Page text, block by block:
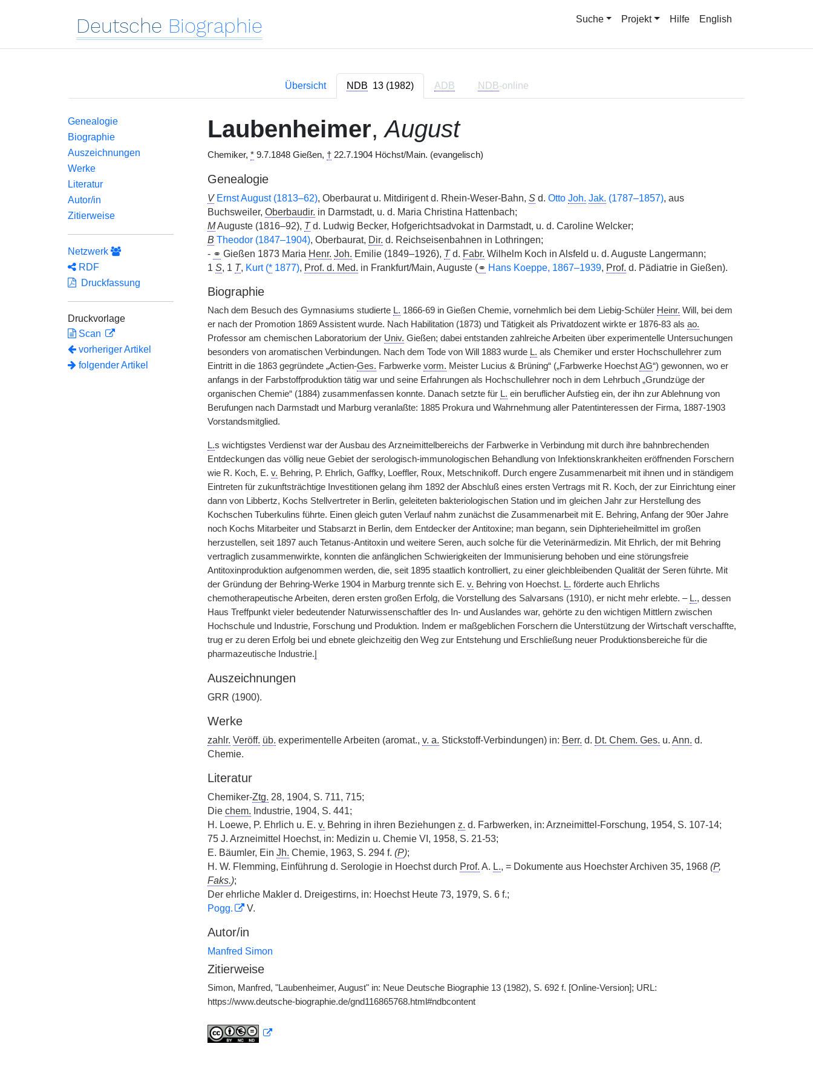
Deutsche Biographie Suche Projekt Hilfe English
Übersicht NDB 13 (1982) ADB NDB-online
Genealogie
Biographie
Auszeichnungen
Werke
Literatur
Autor/in
Zitierweise
Netzwerk
RDF
Druckfassung
Druckvorlage
Scan
vorheriger Artikel
folgender Artikel
Laubenheimer,August
Chemiker, *9.7.1848 Gießen, †22.7.1904 Höchst/Main. (evangelisch)
Genealogie
V Ernst August (1813–62), Oberbaurat u. Mitdirigent d. Rhein-Weser-Bahn, Sd. Otto Joh. Jak. (1787–1857), aus
Buchsweiler, Oberbaudir. in Darmstadt, u. d. Maria Christina Hattenbach;
MAuguste (1816–92), Td. Ludwig Becker, Hofgerichtsadvokat in Darmstadt, u. d. Caroline Welcker;
B Theodor (1847–1904), Oberbaurat, Dir. d. Reichseisenbahnen in Lothringen;
- ⚭ Gießen 1873 Maria Henr. Joh. Emilie (1849–1926), Td. Fabr. Wilhelm Koch in Alsfeld u. d. Auguste Langermann;
1 S, 1 T, Kurt (*1877), Prof. d. Med. in Frankfurt/Main, Auguste (⚭ Hans Koeppe, 1867–1939, Prof. d. Pädiatrie in Gießen).
Biographie
Nach dem Besuch des Gymnasiums studierte L. 1866-69 in Gießen Chemie, vornehmlich bei dem Liebig-Schüler Heinr. Will, bei dem
er nach der Promotion 1869 Assistent wurde. Nach Habilitation (1873) und Tätigkeit als Privatdozent wirkte er 1876-83 als ao.
Professor am chemischen Laboratorium der Univ. Gießen; dabei entstanden zahlreiche Arbeiten über experimentelle Untersuchungen
besonders von aromatischen Verbindungen. Nach dem Tode von Will 1883 wurde L. als Chemiker und erster Hochschullehrer zum
Eintritt in die 1863 gegründete „Actien-Ges. Farbwerke vorm. Meister Lucius & Brüning“ („Farbwerke HoechstAG“) gewonnen, wo er
anfangs in der Farbstoffproduktion tätig war und seine Erfahrungen als Hochschullehrer noch in dem Lehrbuch „Grundzüge der
organischen Chemie“ (1884) zusammenfassen konnte. Danach setzte für L. ein beruflicher Aufstieg ein, der ihn zur Ablehnung von
Berufungen nach Darmstadt und Marburg veranlaßte: 1885 Prokura und Wahrnehmung aller Patentinteressen der Firma, 1887-1903
Vorstandsmitglied.
L.s wichtigstes Verdienst war der Ausbau des Arzneimittelbereichs der Farbwerke in Verbindung mit durch ihre bahnbrechenden
Entdeckungen das völlig neue Gebiet der serologisch-immunologischen Behandlung von Infektionskrankheiten eröffnenden Forschern
wie R. Koch, E. v. Behring, P. Ehrlich, Gaffky, Loeffler, Roux, Metschnikoff. Durch engere Zusammenarbeit mit ihnen und in ständigem
Eintreten für zukunftsträchtige Investitionen gelang ihm 1892 der Abschluß eines ersten Vertrags mit R. Koch, der zur Einrichtung einer
dann von Libbertz, Kochs Stellvertreter in Berlin, geleiteten bakteriologischen Station und im gleichen Jahr zur Herstellung des
Kochschen Tuberkulins führte. Einen gleich guten Verlauf nahm zunächst die Zusammenarbeit mit E. Behring, Anfang der 90er Jahre
noch Kochs Mitarbeiter und Stabsarzt in Berlin, dem Entdecker der Antitoxine; man begann, sein Diphterieheilmittel im großen
herzustellen, seit 1897 auch Tetanus-Antitoxin und weitere Seren, auch solche für die Veterinärmedizin. Mit Ehrlich, der mit Behring
vertraglich zusammenwirkte, konnten die anfänglichen Schwierigkeiten der Immunisierung behoben und eine störungsfreie
Antitoxinproduktion aufgenommen werden, die, seit 1895 staatlich kontrolliert, zu einer gleichbleibenden Qualität der Seren führte. Mit
der Gründung der Behring-Werke 1904 in Marburg trennte sich E. v. Behring von Hoechst. L. förderte auch| Ehrlichs
chemotherapeutische Arbeiten, deren ersten großen Erfolg, die Vorstellung des Salvarsans (1910), er nicht mehr erlebte. – L., dessen
Haus Treffpunkt vieler bedeutender Naturwissenschaftler des In- und Auslandes war, gehörte zu den wichtigen Mittlern zwischen
Hochschule und Industrie, Forschung und Produktion. Indem er maßgeblichen Forschern die Unterstützung der Wirtschaft verschaffte,
trug er zu deren Erfolg bei und ebnete gleichzeitig den Weg zur Entstehung und Erschließung neuer Produktionsbereiche für die
pharmazeutische Industrie.
Auszeichnungen
GRR (1900).
Werke
zahlr. Veröff. üb. experimentelle Arbeiten (aromat., v. a. Stickstoff-Verbindungen) in: Berr. d. Dt. Chem. Ges. u. Ann. d.
Chemie.
Literatur
Chemiker-Ztg. 28, 1904, S. 711, 715;
Die chem. Industrie, 1904, S. 441;
H. Loewe, P. Ehrlich u. E. v. Behring in ihren Beziehungen z. d. Farbwerken, in: Arzneimittel-Forschung, 1954, S. 107-14;
75 J. Arzneimittel Hoechst, in: Medizin u. Chemie VI, 1958, S. 21-53;
E. Bäumler, Ein Jh. Chemie, 1963, S. 294 f. (P);
H. W. Flemming, Einführung d. Serologie in Hoechst durch Prof. A. L., = Dokumente aus Hoechster Archiven 35, 1968 (P,
Faks.);
Der ehrliche Makler d. Dreigestirns, in: Hoechst Heute 73, 1979, S. 6 f.;
Pogg.
V.
Autor/in
Manfred Simon
Zitierweise
Simon, Manfred, "Laubenheimer, August" in: Neue Deutsche Biographie 13 (1982), S. 692 f. [Online-Version]; URL:
https://www.deutsche-biographie.de/gnd116865768.html#ndbcontent